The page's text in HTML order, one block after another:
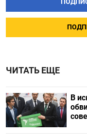
ЧИТАТЬ ЕЩЕ
В